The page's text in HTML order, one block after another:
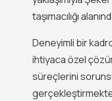
taşımacılığı
Deneyimli bir
ihtiyaca özel
süreçlerini